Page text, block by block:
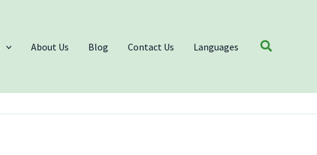
About Us Blog Contact Us Languages Search